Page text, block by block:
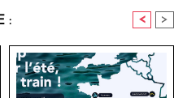
: < >